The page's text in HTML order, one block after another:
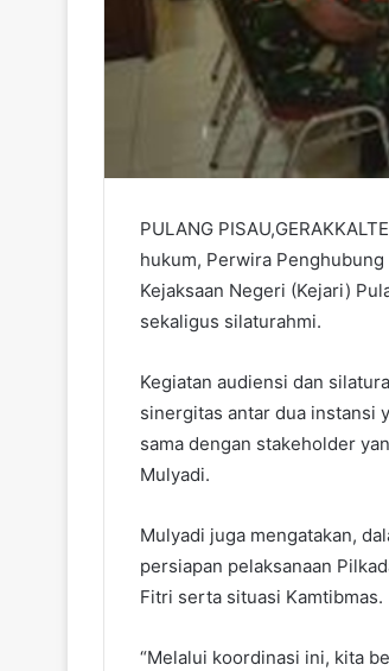
PULANG
hukum, Perwira Penghubung
Kejaksaan Negeri (Kejari)
sekaligus silaturahmi.
Kegiatan audiensi dan
sinergitas antar dua instansi
sama dengan stakeholder
Mulyadi.
Mulyadi juga mengatakan,
persiapan pelaksanaan
Fitri serta situasi Kamtibmas.
“Melalui koordinasi ini, kita